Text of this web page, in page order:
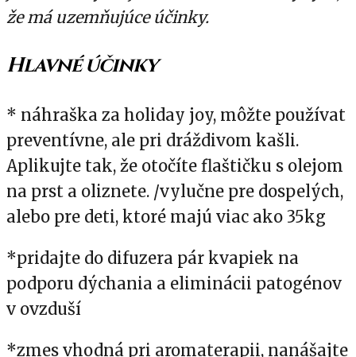
že má uzemňujúce účinky.
Hlavné účinky
* náhraška za holiday joy, môžte používat
preventívne, ale pri dráždivom kašli.
Aplikujte tak, že otočíte flaštičku s olejom
na prst a oliznete. /vylučne pre dospelých,
alebo pre deti, ktoré majú viac ako 35kg
*pridajte do difuzera pár kvapiek na
podporu dýchania a eliminácii patogénov
v ovzduší
*zmes vhodná pri aromaterapii, nanášajte